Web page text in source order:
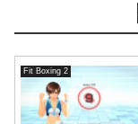
Fit Boxing 2